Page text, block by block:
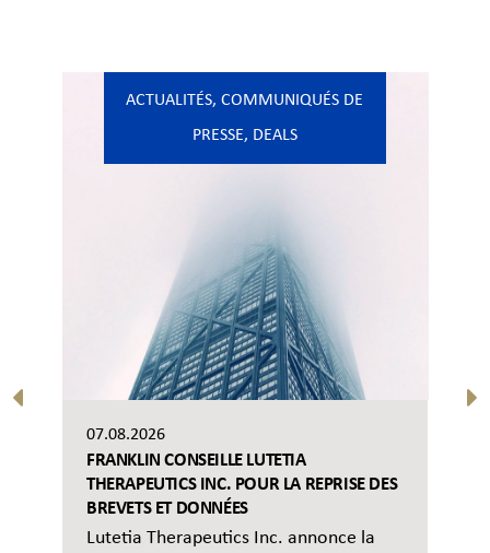
ACTUALITÉS,COMMUNIQUÉS DE
PRESSE, DEALS
07.08.2026
FRANKLIN CONSEILLE LUTETIA
THERAPEUTICS INC. POUR LA REPRISE DES
BREVETS ET DONNÉES
Lutetia Therapeutics Inc. annonce la